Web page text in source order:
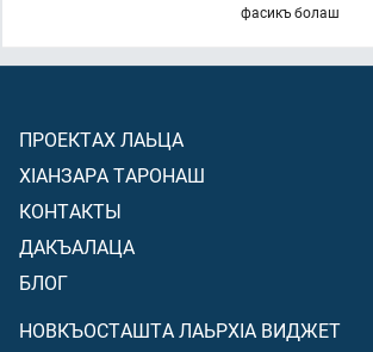
фасикъ болаш
ПРОЕКТАХ ЛАЬЦА
ХIАНЗАРА ТАРОНАШ
КОНТАКТЫ
ДАКЪАЛАЦА
БЛОГ
НОВКЪОСТАШТА ЛАЬРХIА ВИДЖЕТ